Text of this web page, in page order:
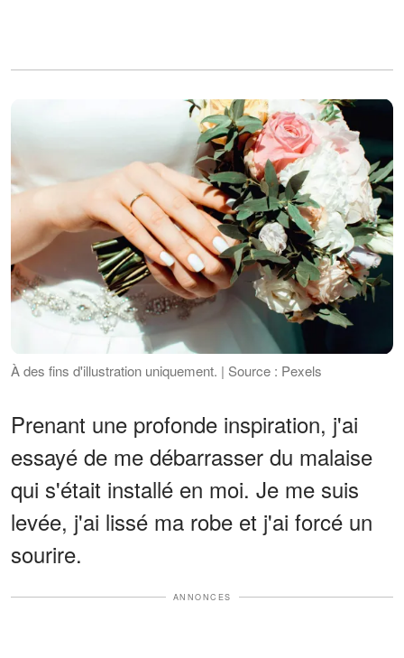
À des fins d'illustration uniquement. | Source : Pexels
Prenant une profonde inspiration, j'ai
essayé de me débarrasser du malaise
qui s'était installé en moi. Je me suis
levée, j'ai lissé ma robe et j'ai forcé un
sourire.
ANNONCES